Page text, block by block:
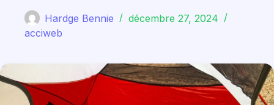
Hardge Bennie
décembre 27, 2024
acciweb